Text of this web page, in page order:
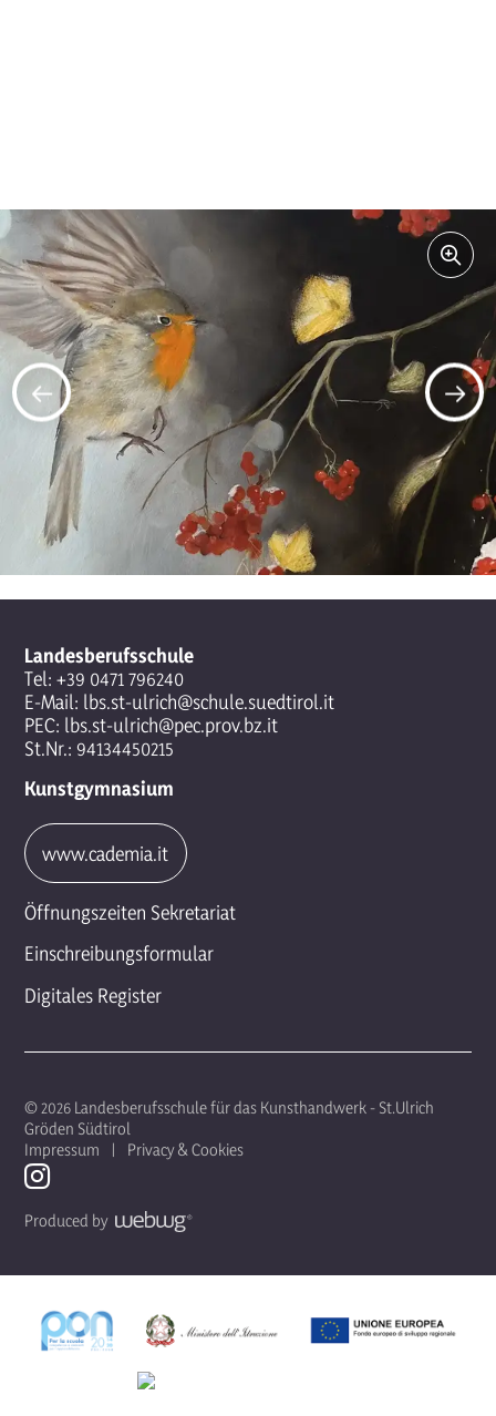
Landesberufsschule
Tel: +39 0471 796240
E-Mail: lbs.st-ulrich@schule.suedtirol.it
PEC: lbs.st-ulrich@pec.prov.bz.it
St.Nr.: 94134450215
Kunstgymnasium
www.cademia.it
Öffnungszeiten Sekretariat
Einschreibungsformular
Digitales Register
© 2026 Landesberufsschule für das Kunsthandwerk - St.Ulrich
Gröden Südtirol
Impressum
Privacy & Cookies
Produced by